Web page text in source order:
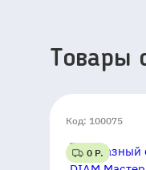
Товары
Код: 100075
0 Р.